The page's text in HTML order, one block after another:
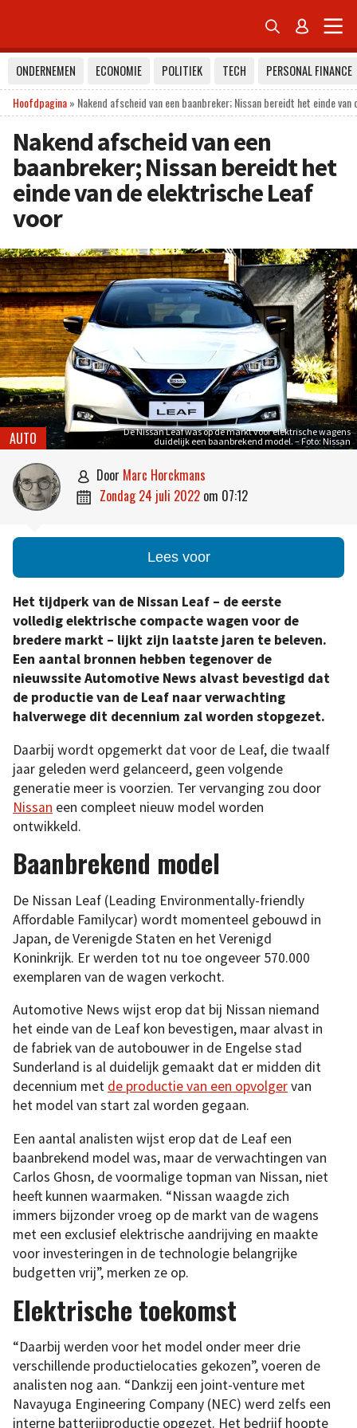
 
ONDERNEMEN ECONOMIE POLITIEK TECH
PERSONAL FINANCE
Hoofdpagina» Nakend afscheid van een baanbreker; Nissan bereidt het einde
Nakend afscheid van een
baanbreker; Nissan bereidt het
einde van de elektrische Leaf
voor
De Nissan Leaf was op de markt voor elektrische wagens
duidelijk een baanbrekend model. – Foto: Nissan
AUTO
 door Marc Horckmans
 zondag 24 juli 2022 om 07:12
Lees voor
Het tijdperk van de Nissan Leaf – de eerste
volledig elektrische compacte wagen voor de
bredere markt – lijkt zijn laatste jaren te beleven.
Een aantal bronnen hebben tegenover de
nieuwssite Automotive News alvast bevestigd dat
de productie van de Leaf naar verwachting
halverwege dit decennium zal worden stopgezet.
Daarbij wordt opgemerkt dat voor de Leaf, die twaalf
jaar geleden werd gelanceerd, geen volgende
generatie meer is voorzien. Ter vervanging zou door
Nissan een compleet nieuw model worden
ontwikkeld.
Baanbrekend model
De Nissan Leaf (Leading Environmentally-friendly
Affordable Familycar) wordt momenteel gebouwd in
Japan, de Verenigde Staten en het Verenigd
Koninkrijk. Er werden tot nu toe ongeveer 570.000
exemplaren van de wagen verkocht.
Automotive News wijst erop dat bij Nissan niemand
het einde van de Leaf kon bevestigen, maar alvast in
de fabriek van de autobouwer in de Engelse stad
Sunderland is al duidelijk gemaakt dat er midden dit
decennium met de productie van een opvolgervan
het model van start zal worden gegaan.
Een aantal analisten wijst erop dat de Leaf een
baanbrekend model was, maar de verwachtingen van
Carlos Ghosn, de voormalige topman van Nissan, niet
heeft kunnen waarmaken. “Nissan waagde zich
immers bijzonder vroeg op de markt van de wagens
met een exclusief elektrische aandrijving en maakte
voor investeringen in de technologie belangrijke
budgetten vrij”, merken ze op.
Elektrische toekomst
“Daarbij werden voor het model onder meer drie
verschillende productielocaties gekozen”, voeren de
analisten nog aan. “Dankzij een joint-venture met
Navayuga Engineering Company (NEC) werd zelfs een
interne batterijproductie opgezet. Het bedrijf hoopte